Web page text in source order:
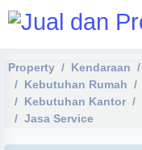
Property Kendaraan
Kebutuhan Rumah
Kebutuhan Kantor
Jasa Service